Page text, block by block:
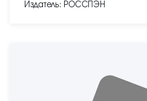
Издатель: РОССПЭН